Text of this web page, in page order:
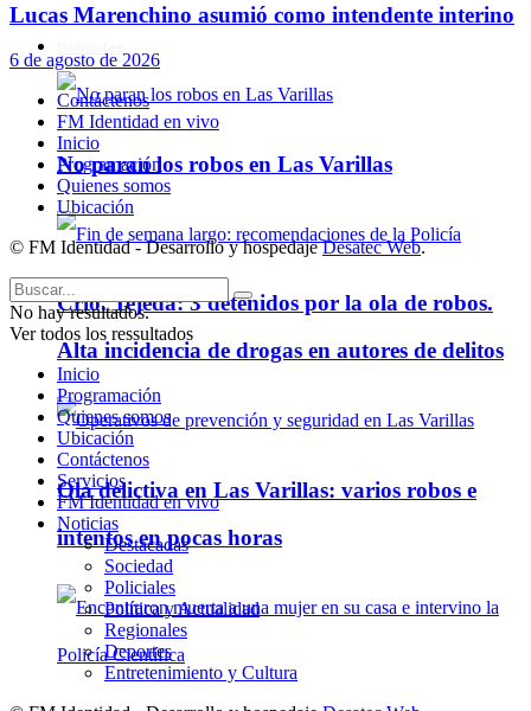
No paran los robos en Las Varillas
Crio. Tejeda: 3 detenidos por la ola de robos.
Alta incidencia de drogas en autores de delitos
Ola delictiva en Las Varillas: varios robos e
intentos en pocas horas
Lucas Marenchino asumió como intendente interino
6 de agosto de 2026
Contáctenos
FM Identidad en vivo
Inicio
Programación
Quienes somos
Ubicación
© FM Identidad - Desarrollo y hospedajeDesatec Web.
No hay resultados.
Ver todos los ressultados
Inicio
Programación
Quienes somos
Ubicación
Contáctenos
Servicios
FM Identidad en vivo
Noticias
Destacadas
Sociedad
Policiales
Política y Actualidad
Regionales
Deportes
Entretenimiento y Cultura